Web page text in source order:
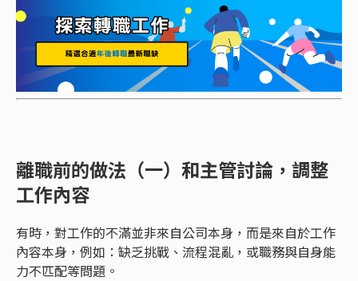
離職前的做法（一）和主管討論，調整
工作內容
有時，對工作的不滿並非來自公司本身，而是來自於工作
內容本身，例如：缺乏挑戰、流程混亂，或職務與自身能
力不匹配等問題。